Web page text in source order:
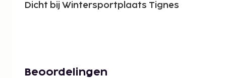
Dicht bij Wintersportplaats Tignes
Beoordelingen